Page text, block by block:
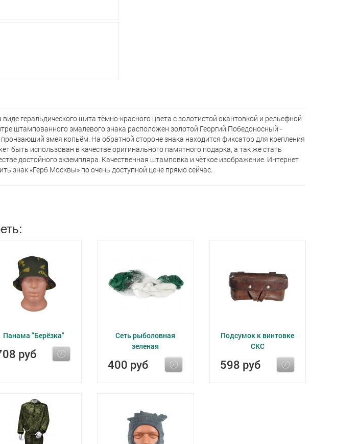
геральдического щита тёмно-красного цвета с золотистой окантовкой и рельефной
штампованного эмалевого знака расположен золотой Георгий Победоносный -
змея копьём. На обратной стороне знака находится фиксатор для крепления
быть использован в качестве оригинального памятного подарка, а так же стать
достойного экземпляра. Качественная штамповка и чёткое изображение. Интернет
знак «Герб Москвы» по очень доступной цене прямо сейчас.
Панама "Берёзка"
руб
Сеть рыболовная
зеленая
400 руб
Подсумок к винтовке
СКС
598 руб